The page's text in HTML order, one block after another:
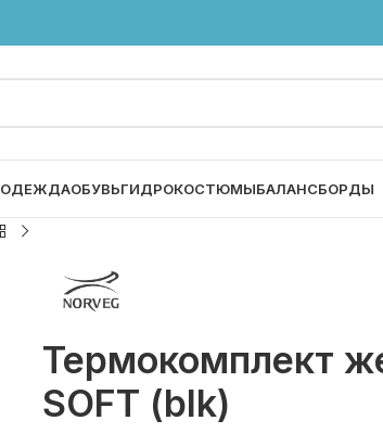
ОДЕЖДАОБУВЬГИДРОКОСТЮМЫБАЛАНСБОРДЫ
Термокомплект
SOFT (blk)